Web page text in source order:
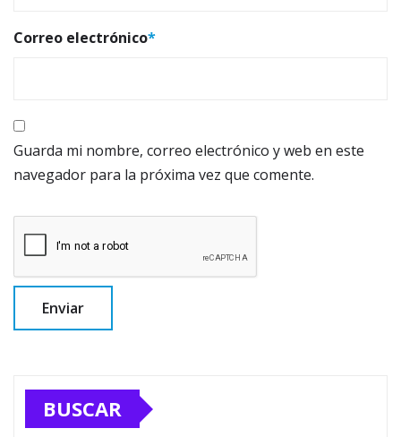
Correo electrónico*
Guarda mi nombre, correo electrónico y web en este
navegador para la próxima vez que comente.
BUSCAR